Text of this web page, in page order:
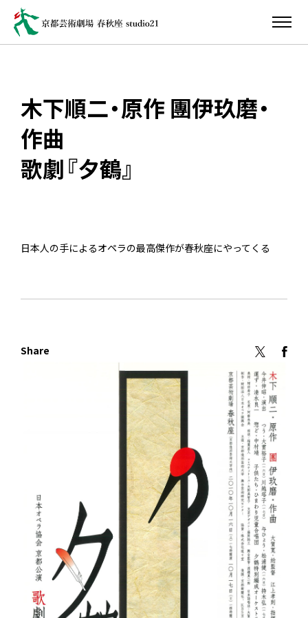
木下順二・原作 團伊玖磨・
作曲
歌劇『夕鶴』
日本人の手によるオペラの最高傑作が春秋座にやってくる
Share